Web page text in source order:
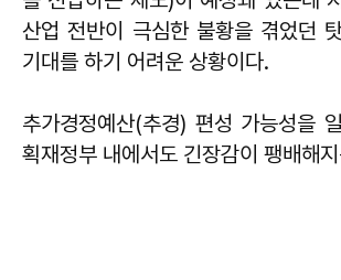
산업 전반이 극심한 불황을 겪었던
기대를 하기 어려운 상황이다.
추가경정예산(추경) 편성 가능성을
획재정부 내에서도 긴장감이 팽배해